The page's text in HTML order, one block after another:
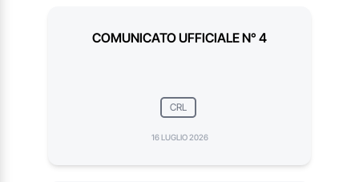
COMUNICATO UFFICIALE N° 4
CRL
16 LUGLIO 2026